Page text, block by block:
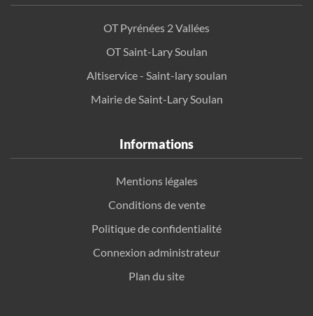
OT Pyrénées 2 Vallées
OT Saint-Lary Soulan
Altiservice - Saint-lary soulan
Mairie de Saint-Lary Soulan
Informations
Mentions légales
Conditions de vente
Politique de confidentialité
Connexion administrateur
Plan du site